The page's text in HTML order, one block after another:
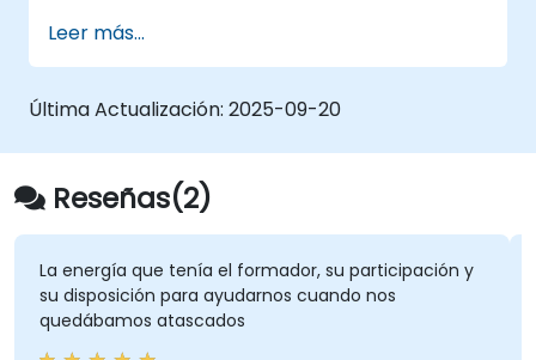
Leer más...
Última Actualización: 2025-09-20
Reseñas(2)
La energía que tenía el formador, su participación y
su disposición para ayudarnos cuando nos
quedábamos atascados